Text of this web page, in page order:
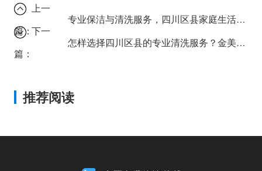
上一
篇：
专业保洁与清洗服务，四川区县家庭生活品质的提升之道
下一
篇：
怎样选择四川区县的专业清洗服务？金美家政为您支招！
推荐阅读